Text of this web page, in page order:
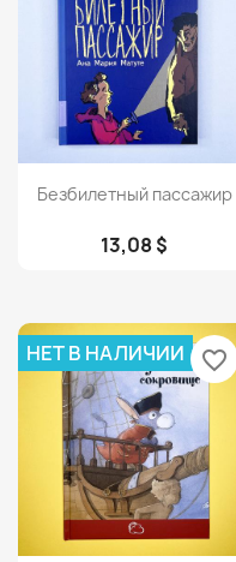
Просмотр
Безбилетный пассажир
13,08 $
НЕТ В НАЛИЧИИ favorite_border